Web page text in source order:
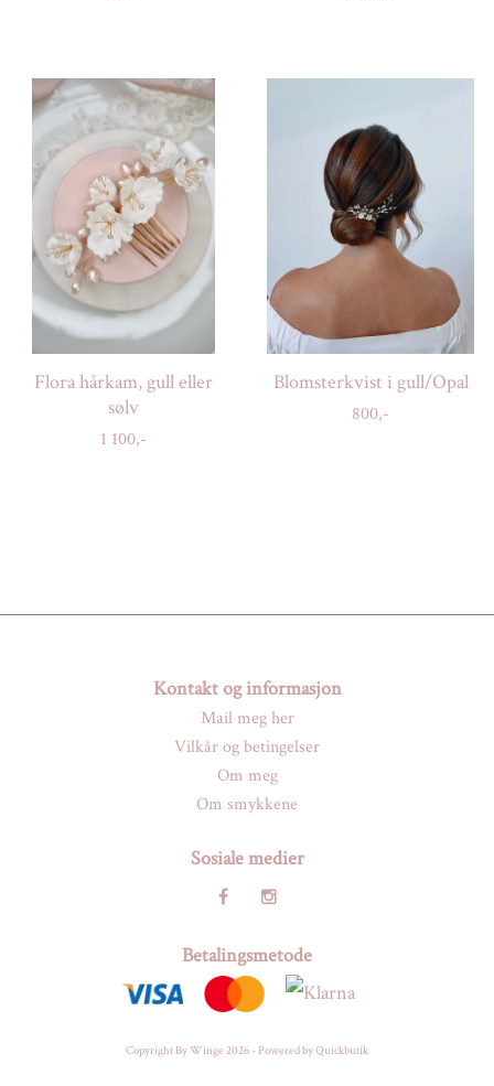
Flora hårkam, gull eller
sølv
1 100,-
Blomsterkvist i gull/Opal
800,-
Kontakt og informasjon
Mail meg her
Vilkår og betingelser
Om meg
Om smykkene
Sosiale medier
Betalingsmetode
Copyright By Winge 2026 - Powered by Quickbutik